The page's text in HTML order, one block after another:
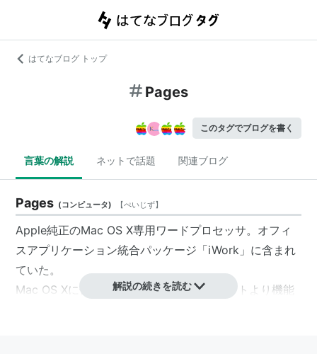
はてなブログ トップ
Pages
このタグでブログを書く
言葉の解説 ネットで話題 関連ブログ
Pages (コンピュータ) 【ぺいじず】
Apple純正のMac OS X専用ワードプロセッサ。オフィ
スアプリケーション統合パッケージ「iWork」に含まれ
ていた。
Mac OS Xに付属しているテキストエディットより機能
解説の続きを読む